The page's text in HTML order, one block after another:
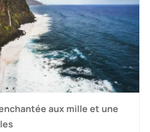
aux mille et une